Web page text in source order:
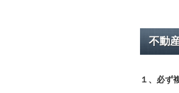
不動
１、必ず